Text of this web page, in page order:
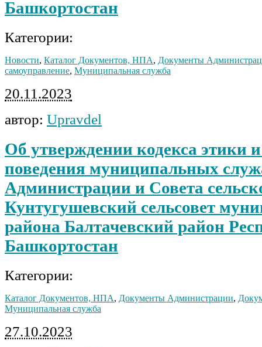
Башкортостан
Категории:
Новости, Каталог Документов, НПА, Документы
самоуправление, Муниципальная служба
20.11.2023
автор: Upravdel
Об утверждении кодекса этики
поведения муниципальных
Администрации и Совета
Кунтугушевский сельсовет
района Балтачевский район
Башкортостан
Категории:
Каталог Документов, НПА, Документы Администрации,
Муниципальная служба
27.10.2023